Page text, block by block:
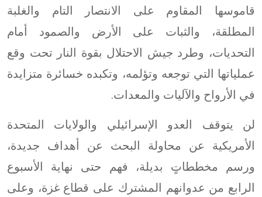
قاموسها المقاوم على الانتصار التام والغلبة
المطلقة، والثبات على الأرض والصمود أمام
التحديات، وطرد جيش الاحتلال بقوة النار تحت وقع
عملياتها التي توجعه وتؤلمه، وتكبده خسائرة متزايدة
في الأرواح والآليات والمعدات.
لن يتوقف العدو الإسرائيلي والولايات المتحدة
الأمريكية عن محاولة البحث عن أهداف جديدة،
ورسم مخططاتٍ بديلة، فهم حتى نهاية الأسبوع
الرابع من عدوانهم المشترك على قطاع غزة، وعلى